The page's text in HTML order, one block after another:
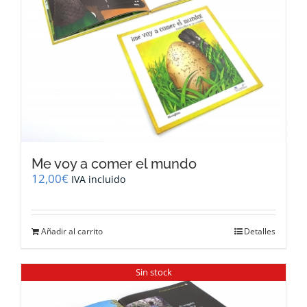
Me voy a comer el mundo
12,00€ IVA incluido
Añadir al carrito Detalles
Sin stock